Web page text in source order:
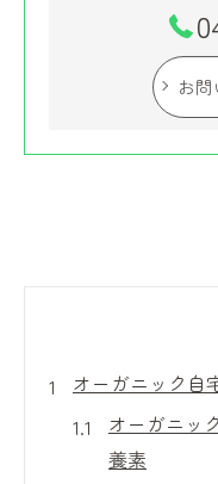
お
オーガニック自
オーガニッ
養素